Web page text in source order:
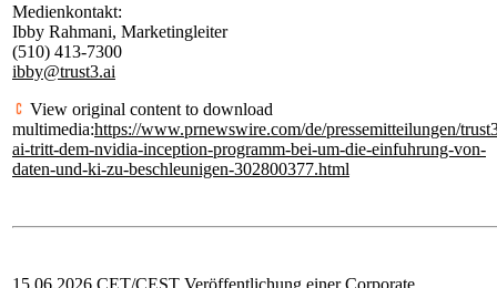
Medienkontakt:
Ibby Rahmani, Marketingleiter
(510) 413-7300
ibby@trust3.ai
View original content to download
multimedia:https://www.prnewswire.com/de/pressemitteilungen/
ai-tritt-dem-nvidia-inception-programm-bei-um-die-einfuhrung-von-
daten-und-ki-zu-beschleunigen-302800377.html
15.06.2026 CET/CEST Veröffentlichung einer Corporate